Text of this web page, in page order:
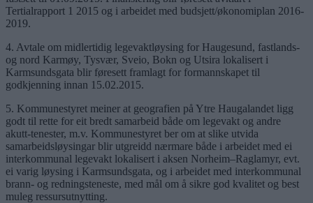
Tertialrapport 1 2015 og i arbeidet med budsjett/økonomiplan 2016-
2019.
4. Avtale om midlertidig legevaktløysing for Haugesund, fastlands-
og nord Karmøy, Tysvær, Sveio, Bokn og Utsira lokalisert i
Karmsundsgata blir føresett framlagt for formannskapet til
godkjenning innan 15.02.2015.
5. Kommunestyret meiner at geografien på Ytre Haugalandet ligg
godt til rette for eit bredt samarbeid både om legevakt og andre
akutt-tenester, m.v. Kommunestyret ber om at slike utvida
samarbeidsløysingar blir utgreidd nærmare både i arbeidet med ei
interkommunal legevakt lokalisert i aksen Norheim–Raglamyr, evt.
ei varig løysing i Karmsundsgata, og i arbeidet med interkommunal
brann- og redningsteneste, med mål om å sikre god kvalitet og best
muleg ressursutnytting.